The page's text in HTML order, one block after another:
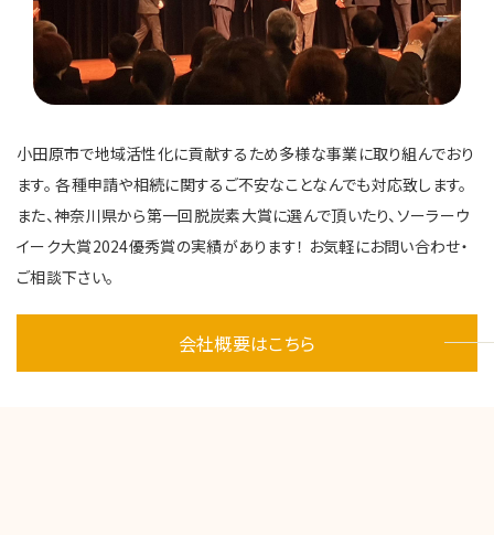
小田原市で地域活性化に貢献するため多様な事業に取り組んでおり
ます。 各種申請や相続に関するご不安なことなんでも対応致します。
また、神奈川県から第一回脱炭素大賞に選んで頂いたり、ソーラーウ
イーク大賞2024優秀賞の実績があります！ お気軽にお問い合わせ・
ご相談下さい。
会社概要はこちら